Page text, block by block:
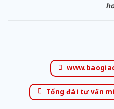
Tổng đài tư vấn